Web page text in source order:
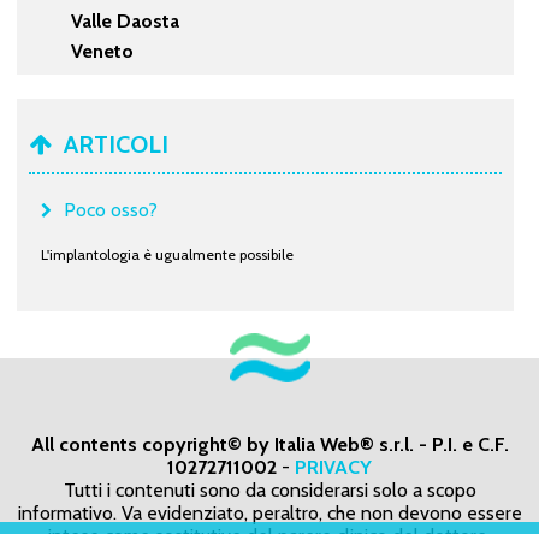
Valle Daosta
Veneto
ARTICOLI
Poco osso?
L'implantologia è ugualmente possibile
All contents copyright© by Italia Web® s.r.l. - P.I. e C.F.
10272711002 - PRIVACY
Tutti i contenuti sono da considerarsi solo a scopo
informativo. Va evidenziato, peraltro, che non devono essere